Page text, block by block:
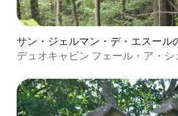
サン・ジェルマン・デ・エスール
デュオキャビン フェール・ア・